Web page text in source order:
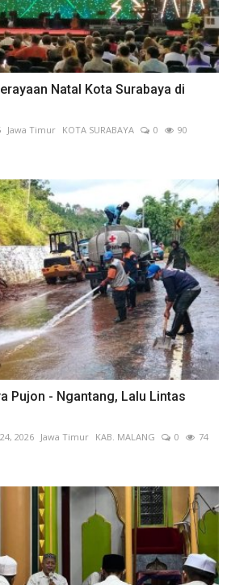
Natal Kota Surabaya di
Jawa Timur KOTA SURABAYA 0
90
Pujon - Ngantang, Lalu Lintas
2026 Jawa Timur KAB. MALANG 0
74